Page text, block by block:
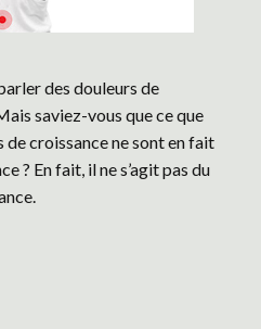
des douleurs de
saviez-vous que ce que
de croissance ne sont en fait
? En fait, il ne s’agit pas du